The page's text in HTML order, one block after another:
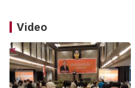
Video